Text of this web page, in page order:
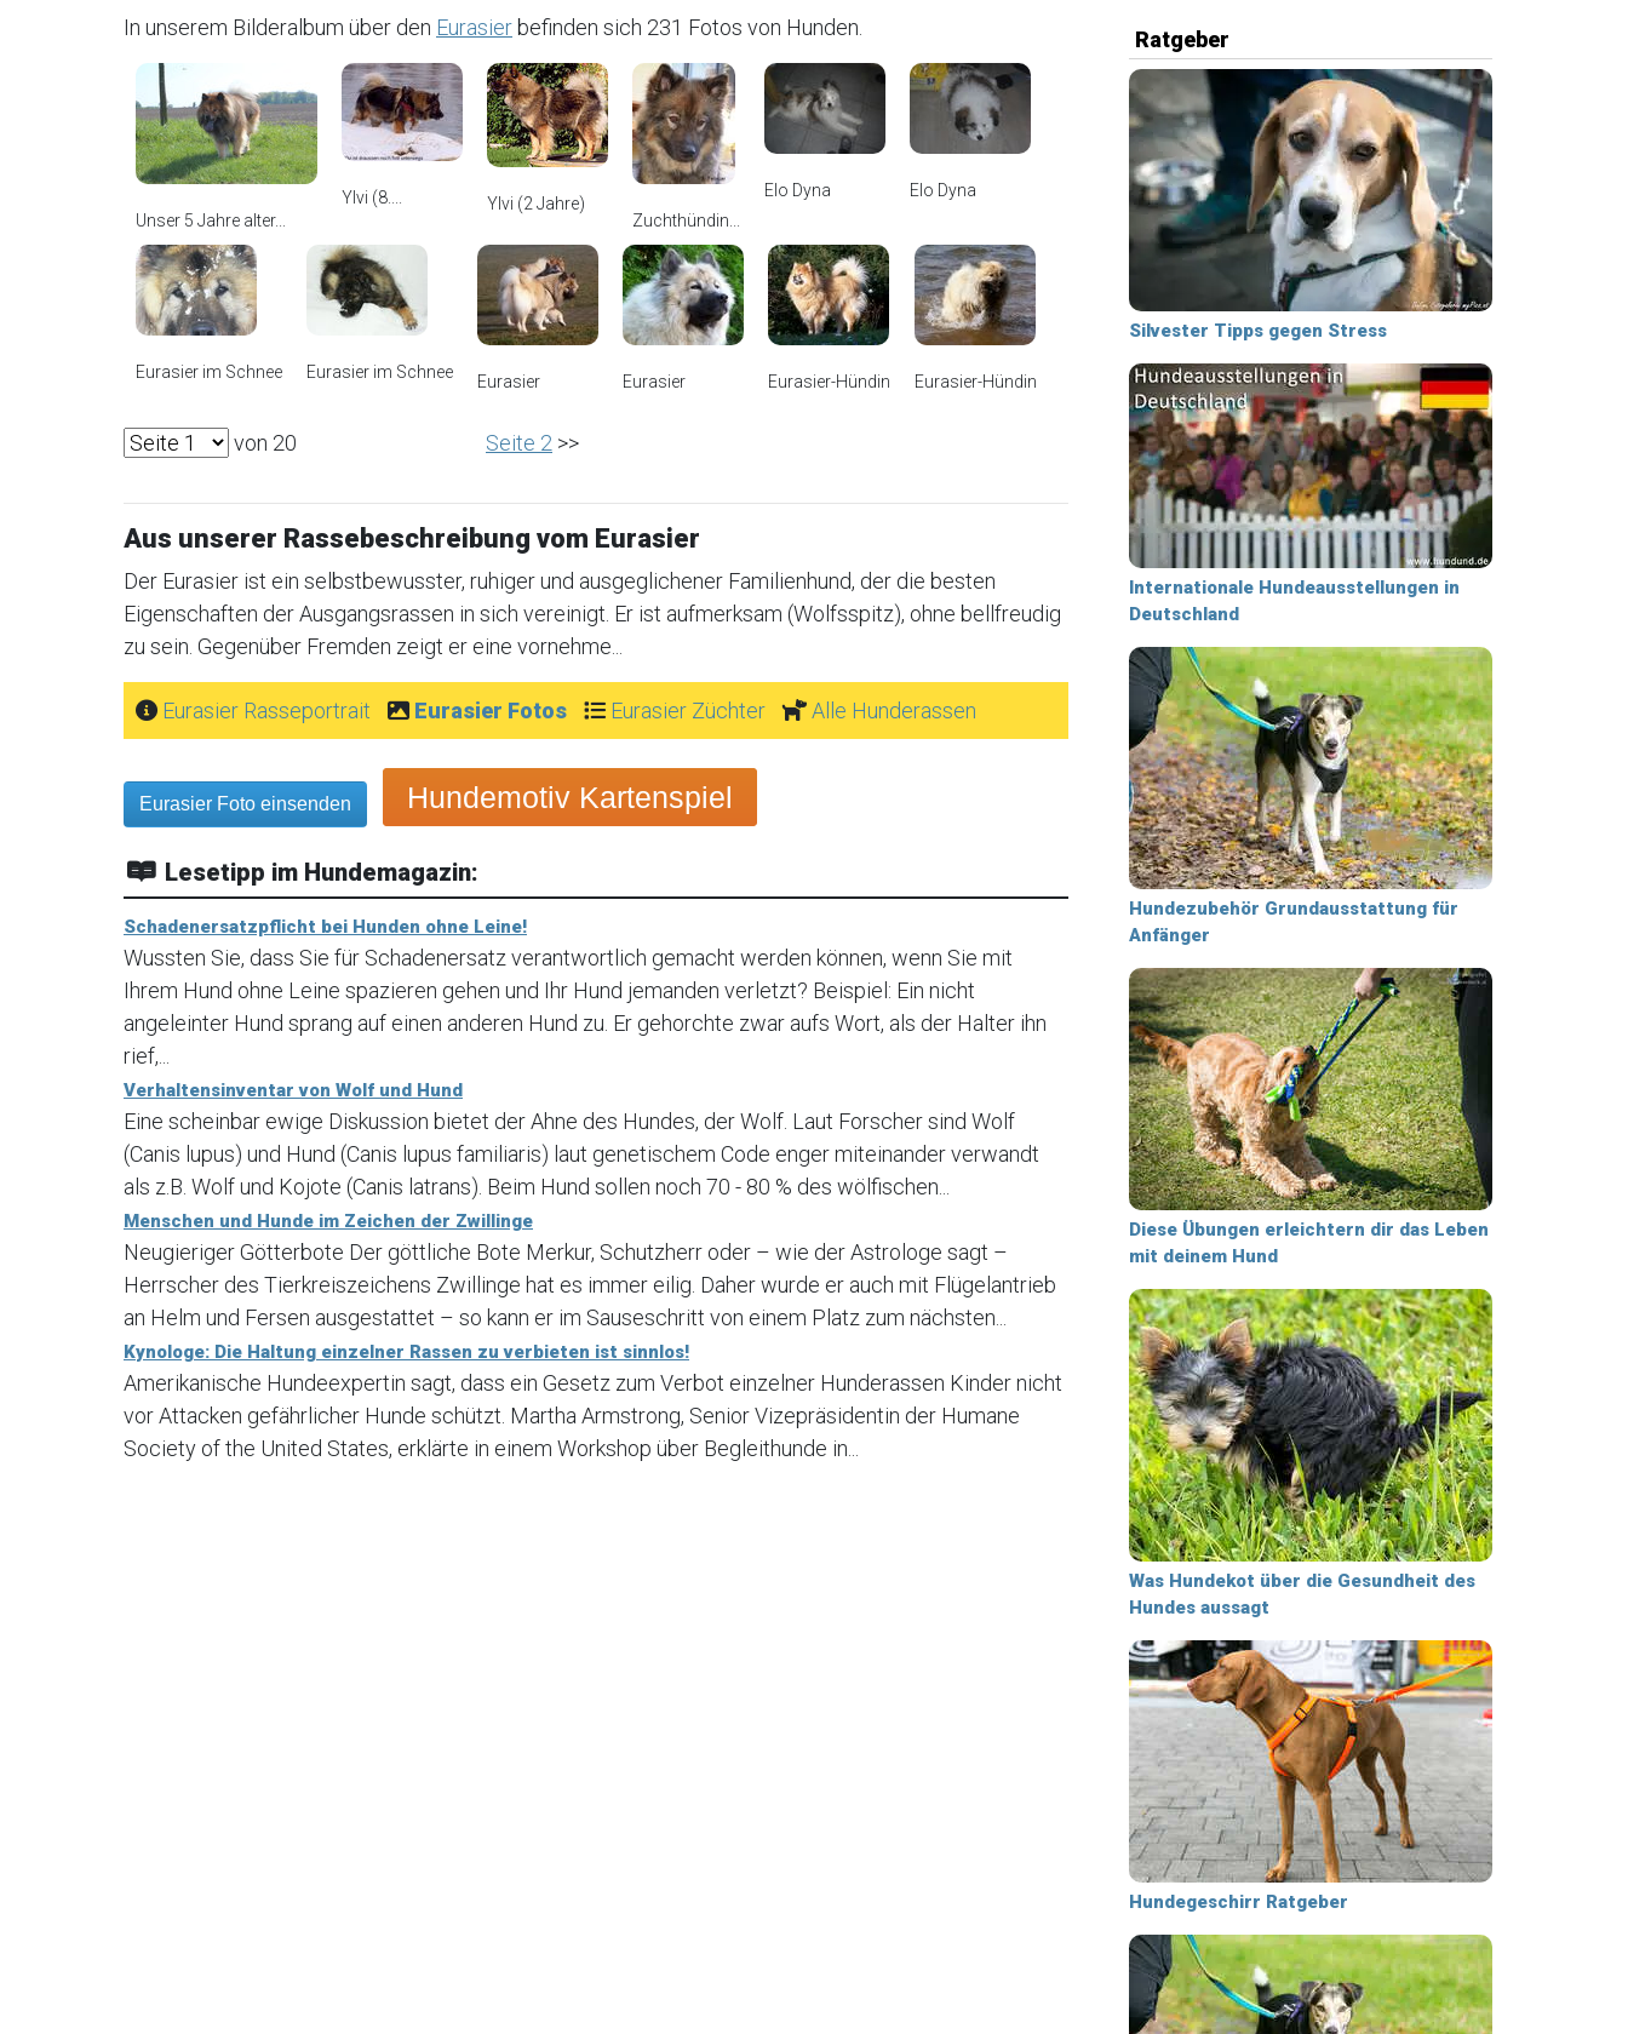
In unserem Bilderalbum über den Eurasier befinden sich 231 Fotos von Hunden.
Unser 5 Jahre alter...
Ylvi (8....
Ylvi (2 Jahre)
Zuchthündin...
Elo Dyna Elo Dyna
Eurasier im Schnee Eurasier im Schnee Eurasier Eurasier Eurasier-Hündin Eurasier-Hündin
von 20 Seite 2 >>
Aus unserer Rassebeschreibung vom Eurasier
Der Eurasier ist ein selbstbewusster, ruhiger und ausgeglichener Familienhund, der die besten
Eigenschaften der Ausgangsrassen in sich vereinigt. Er ist aufmerksam (Wolfsspitz), ohne bellfreudig
zu sein. Gegenüber Fremden zeigt er eine vornehme...
Eurasier Rasseportrait Eurasier Fotos Eurasier Züchter Alle Hunderassen
Eurasier Foto einsenden Hundemotiv Kartenspiel
Lesetipp im Hundemagazin:
Schadenersatzpflicht bei Hunden ohne Leine!
Wussten Sie, dass Sie für Schadenersatz verantwortlich gemacht werden können, wenn Sie mit
Ihrem Hund ohne Leine spazieren gehen und Ihr Hund jemanden verletzt? Beispiel: Ein nicht
angeleinter Hund sprang auf einen anderen Hund zu. Er gehorchte zwar aufs Wort, als der Halter ihn
rief,...
Verhaltensinventar von Wolf und Hund
Eine scheinbar ewige Diskussion bietet der Ahne des Hundes, der Wolf. Laut Forscher sind Wolf
(Canis lupus) und Hund (Canis lupus familiaris) laut genetischem Code enger miteinander verwandt
als z.B. Wolf und Kojote (Canis latrans). Beim Hund sollen noch 70 - 80 % des wölfischen...
Menschen und Hunde im Zeichen der Zwillinge
Neugieriger Götterbote Der göttliche Bote Merkur, Schutzherr oder – wie der Astrologe sagt –
Herrscher des Tierkreiszeichens Zwillinge hat es immer eilig. Daher wurde er auch mit Flügelantrieb
an Helm und Fersen ausgestattet – so kann er im Sauseschritt von einem Platz zum nächsten...
Kynologe: Die Haltung einzelner Rassen zu verbieten ist sinnlos!
Amerikanische Hundeexpertin sagt, dass ein Gesetz zum Verbot einzelner Hunderassen Kinder nicht
vor Attacken gefährlicher Hunde schützt. Martha Armstrong, Senior Vizepräsidentin der Humane
Society of the United States, erklärte in einem Workshop über Begleithunde in...
Ratgeber
Silvester Tipps gegen Stress
Internationale Hundeausstellungen in
Deutschland
Hundezubehör Grundausstattung für
Anfänger
Diese Übungen erleichtern dir das Leben
mit deinem Hund
Was Hundekot über die Gesundheit des
Hundes aussagt
Hundegeschirr Ratgeber